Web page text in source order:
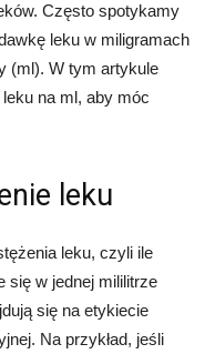
Często spotykamy
leku w miligramach
(ml). W tym artykule
na ml, aby móc
leku
leku, czyli ile
się w jednej mililitrze
się na etykiecie
Na przykład, jeśli